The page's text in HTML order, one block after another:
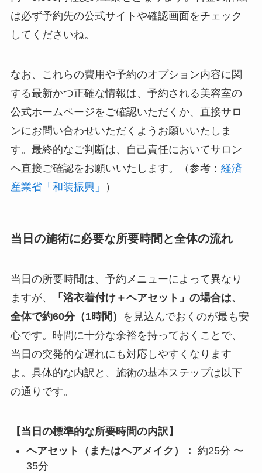
は必ず予約先の公式サイトや確認画面をチェック
してくださいね。
なお、これらの費用や予約のオプション内容に関
する最新かつ正確な情報は、予約される美容室の
公式ホームページをご確認いただくか、直接サロ
ンにお問い合わせいただくようお願いいたしま
す。最終的なご判断は、自己責任においてサロン
へ直接ご確認をお願いいたします。（参考： 経済
産業省「和装振興」
）
当日の施術に必要な所要時間と全体の流れ
当日の所要時間は、予約メニューによって異なり
ますが、
「浴衣着付け＋ヘアセット」の場合は、
全体で約60分（1時間）
を見込んでおくのが最も安
心です。時間に十分な余裕を持っておくことで、
当日の突発的な遅れにも対応しやすくなります
よ。具体的な内訳と、施術の基本ステップは以下
の通りです。
【当日の標準的な所要時間の内訳】
ヘアセット（またはヘアメイク）： 約25分 〜
35分